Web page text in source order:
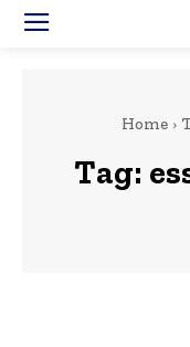
Home
Tag: